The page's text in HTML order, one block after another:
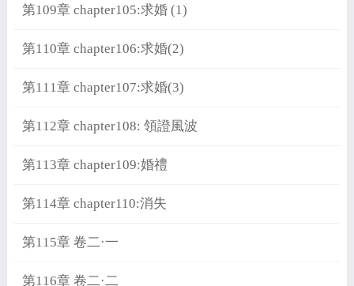
第109章 chapter105:求婚 (1)
第110章 chapter106:求婚(2)
第111章 chapter107:求婚(3)
第112章 chapter108: 領證風波
第113章 chapter109:婚禮
第114章 chapter110:消失
第115章 卷二·一
第116章 卷二·二